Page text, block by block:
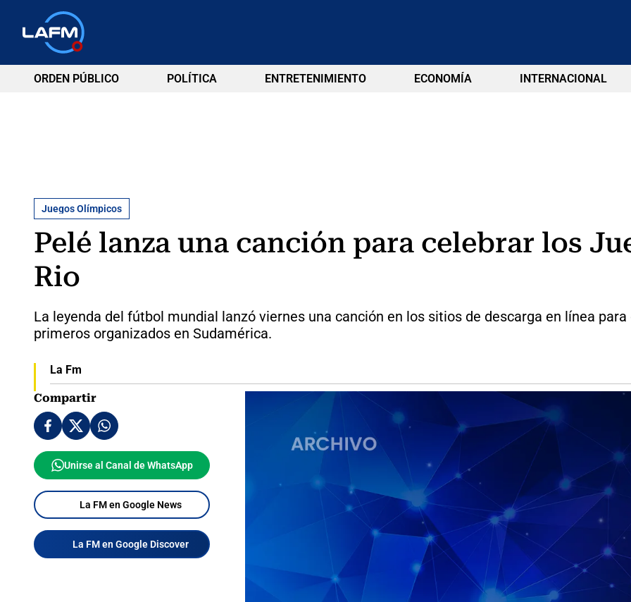
ORDEN PÚBLICO POLÍTICA ENTRETENIMIENTO ECONOMÍA INTERNACIONAL
Juegos Olímpicos
Pelé lanza una canción para celebrar los
Rio
La leyenda del fútbol mundial lanzó viernes una canción en los sitios de descarga en línea
primeros organizados en Sudamérica.
La Fm
Compartir
Unirse al Canal de WhatsApp
La FM en Google News
La FM en Google Discover